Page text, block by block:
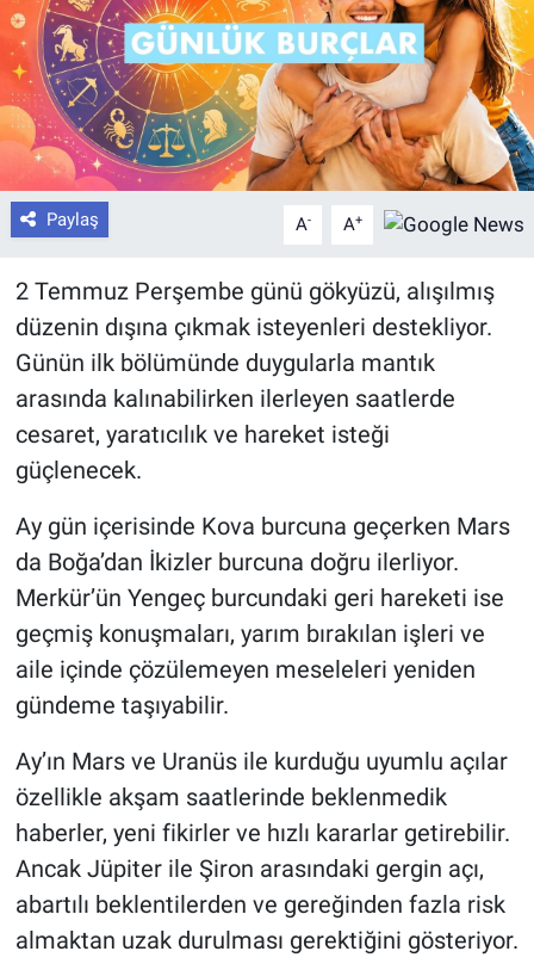
Paylaş A- A+
2 Temmuz Perşembe günü gökyüzü, alışılmış
düzenin dışına çıkmak isteyenleri destekliyor.
Günün ilk bölümünde duygularla mantık
arasında kalınabilirken ilerleyen saatlerde
cesaret, yaratıcılık ve hareket isteği
güçlenecek.
Ay gün içerisinde Kova burcuna geçerken Mars
da Boğa’dan İkizler burcuna doğru ilerliyor.
Merkür’ün Yengeç burcundaki geri hareketi ise
geçmiş konuşmaları, yarım bırakılan işleri ve
aile içinde çözülemeyen meseleleri yeniden
gündeme taşıyabilir.
Ay’ın Mars ve Uranüs ile kurduğu uyumlu açılar
özellikle akşam saatlerinde beklenmedik
haberler, yeni fikirler ve hızlı kararlar getirebilir.
Ancak Jüpiter ile Şiron arasındaki gergin açı,
abartılı beklentilerden ve gereğinden fazla risk
almaktan uzak durulması gerektiğini gösteriyor.